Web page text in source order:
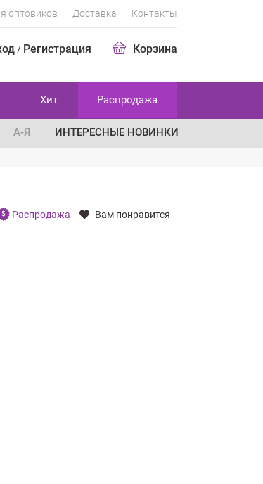
оптовиков Доставка Контакты
/ Регистрация Корзина
Хит Распродажа
А-Я ИНТЕРЕСНЫЕ НОВИНКИ
Распродажа Вам понравится